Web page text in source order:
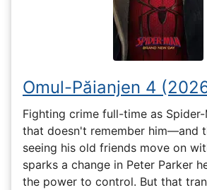
Omul-Păianjen 4
Fighting crime full-time as
that doesn't remember him—and
seeing his old friends move on
sparks a change in Peter Parker
the power to control. But that